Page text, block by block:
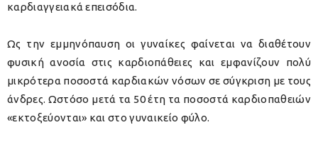
καρδιαγγειακά επεισόδια.
Ως την εμμηνόπαυση οι γυναίκες φαίνεται να διαθέτουν
φυσική ανοσία στις καρδιοπάθειες και εμφανίζουν πολύ
μικρότερα ποσοστά καρδιακών νόσων σε σύγκριση με τους
άνδρες. Ωστόσο μετά τα 50 έτη τα ποσοστά καρδιοπαθειών
«εκτοξεύονται» και στο γυναικείο φύλο.